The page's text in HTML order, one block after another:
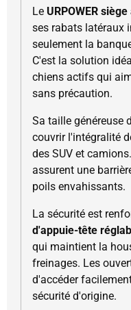
Le URPOWER
ses rabats latéraux
seulement la
C'est la solution
chiens actifs qui
sans précaution.
Sa taille généreuse
couvrir l'intégralité
des SUV et
assurent une
poils envahissants.
La sécurité est
d'appuie-tête
qui maintient la
freinages. Les
d'accéder
sécurité d'origine.